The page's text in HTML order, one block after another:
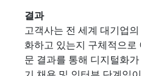
결과
고객사는 전 세계 대기업
화하고 있는지 구체적으로
문 결과를 통해 디지털화